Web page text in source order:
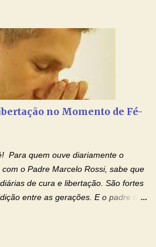
em suas lutas. É claro que há
só confirmam uma regra porque
com seus filhos não estão no seu
de hoje apresenta anomalias
pais que torturam seus filhos, que os
ou matam a mãe na presença dos
no Momento de Fé-
Para quem ouve diariamente o
o Padre Marcelo Rossi, sabe que
de cura e libertação. São fortes
entre as gerações. E o padre tem